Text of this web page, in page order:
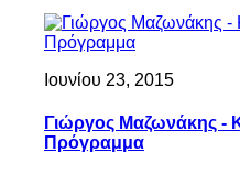
Ιουνίου 23, 2015
Γιώργος Μαζωνάκης -
Πρόγραμμα